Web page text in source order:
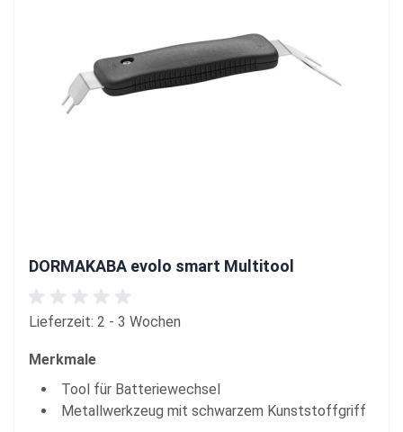
DORMAKABA evolo smart Multitool
Lieferzeit: 2 - 3 Wochen
Merkmale
Tool für Batteriewechsel
Metallwerkzeug mit schwarzem Kunststoffgriff